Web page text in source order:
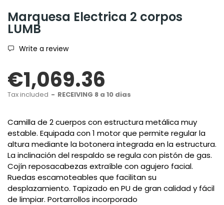
Marquesa Electrica 2 corpos
LUMB
Write a review
€1,069.36
Tax included RECEIVING 8 a 10 dias
Camilla de 2 cuerpos con estructura metálica muy
estable. Equipada con 1 motor que permite regular la
altura mediante la botonera integrada en la estructura.
La inclinación del respaldo se regula con pistón de gas.
Cojín reposacabezas extraíble con agujero facial.
Ruedas escamoteables que facilitan su
desplazamiento. Tapizado en PU de gran calidad y fácil
de limpiar. Portarrollos incorporado